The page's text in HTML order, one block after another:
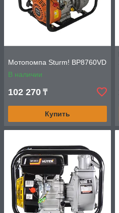
Мотопомпа Sturm! BP8760VD
В наличии
102 270 ₸
Купить